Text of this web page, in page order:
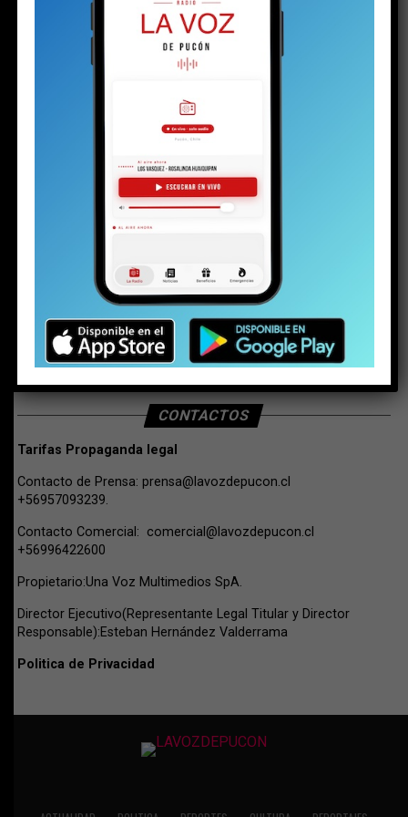
BUSCAR
CONTACTOS
Tarifas Propaganda legal
Contacto de Prensa: prensa@lavozdepucon.cl
+56957093239.
Contacto Comercial: comercial@lavozdepucon.cl
+56996422600
Propietario:Una Voz Multimedios SpA.
Director Ejecutivo(Representante Legal Titular y Director
Responsable):Esteban Hernández Valderrama
Politica de Privacidad